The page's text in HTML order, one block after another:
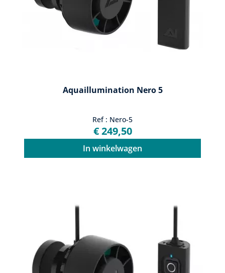
Aquaillumination Nero 5
Ref : Nero-5
€ 249,50
In winkelwagen